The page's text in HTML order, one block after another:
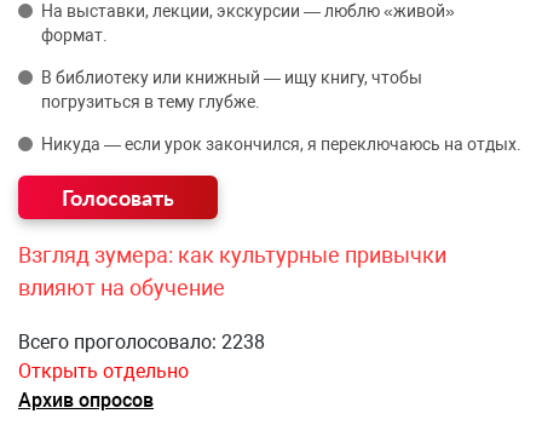
На выставки, лекции, экскурсии — люблю «живой»
формат.
В библиотеку или книжный — ищу книгу, чтобы
погрузиться в тему глубже.
Никуда — если урок закончился, я переключаюсь на отдых.
Взгляд зумера: как культурные привычки
влияют на обучение
Всего проголосовало: 2238
Открыть отдельно
Архив опросов